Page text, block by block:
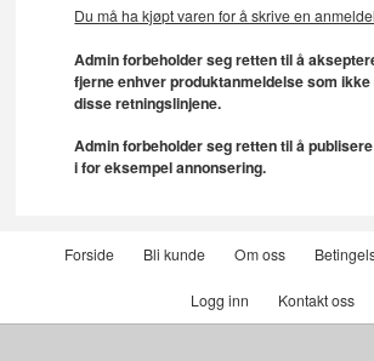
Du må ha kjøpt varen for å skrive en
Admin forbeholder seg retten til å
fjerne enhver produktanmeldelse som
disse retningslinjene.
Admin forbeholder seg retten til å
i for eksempel annonsering.
Forside Bli kunde Om oss
Logg inn Kontakt oss